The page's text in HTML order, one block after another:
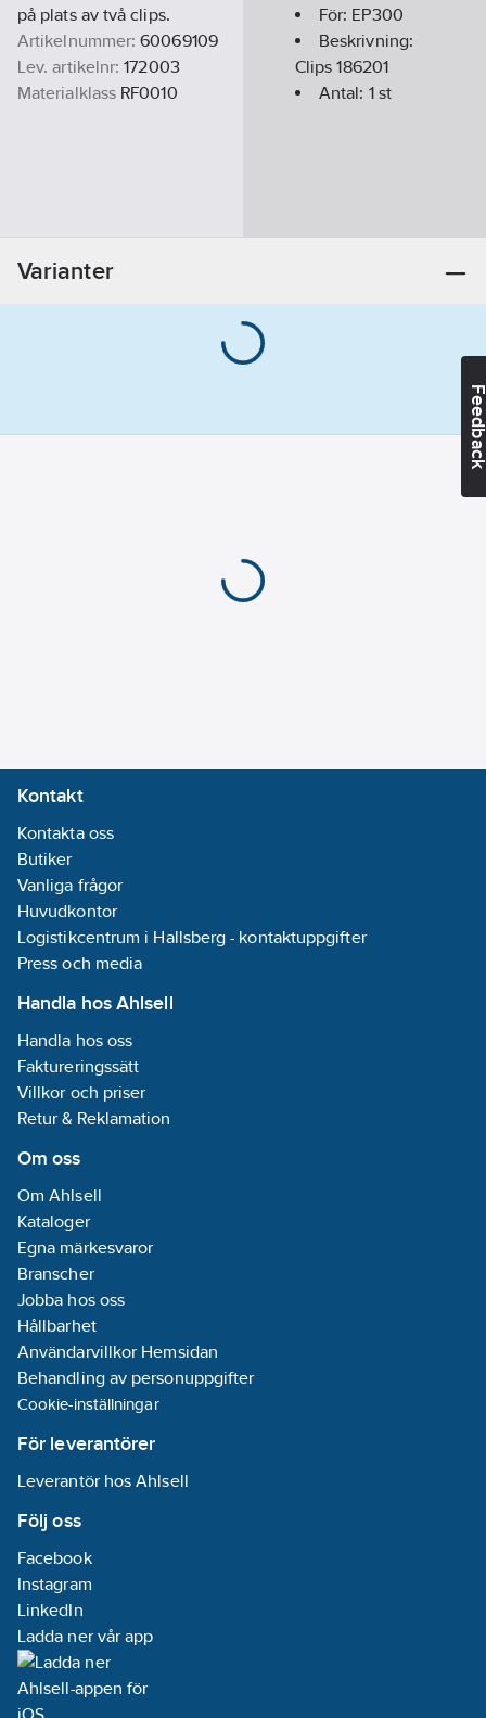
på plats av två clips.
Artikelnummer: 60069109
Lev. artikelnr: 172003
Materialklass RF0010
För: EP300
Beskrivning:
Clips 186201
Antal: 1st
Varianter
Kontakt
Kontakta oss
Butiker
Vanliga frågor
Huvudkontor
Logistikcentrum i Hallsberg - kontaktuppgifter
Press och media
Handla hos Ahlsell
Handla hos oss
Faktureringssätt
Villkor och priser
Retur & Reklamation
Om oss
Om Ahlsell
Kataloger
Egna märkesvaror
Branscher
Jobba hos oss
Hållbarhet
Användarvillkor Hemsidan
Behandling av personuppgifter
Cookie-inställningar
För leverantörer
Leverantör hos Ahlsell
Följ oss
Facebook
Instagram
LinkedIn
Ladda ner vår app